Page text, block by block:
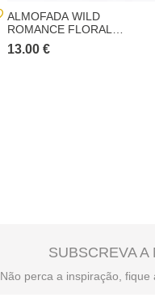
ALMOFADA WILD
ROMANCE FLORAL
45X45CM
13.00 €
SUBSCREVA
Não perca a inspiração,